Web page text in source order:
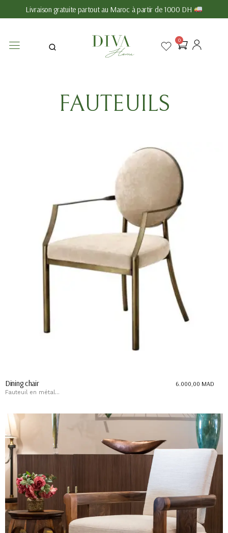
Livraison gratuite partout au Maroc à partir de 1000 DH
0
FAUTEUILS
Dining chair
Fauteuil en métal...
6.000,00 MAD